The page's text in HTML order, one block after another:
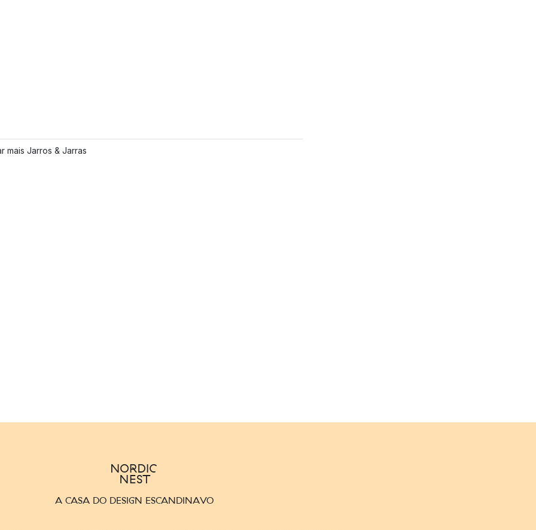
mais Jarros & Jarras
A CASA DO DESIGN ESCANDINAVO